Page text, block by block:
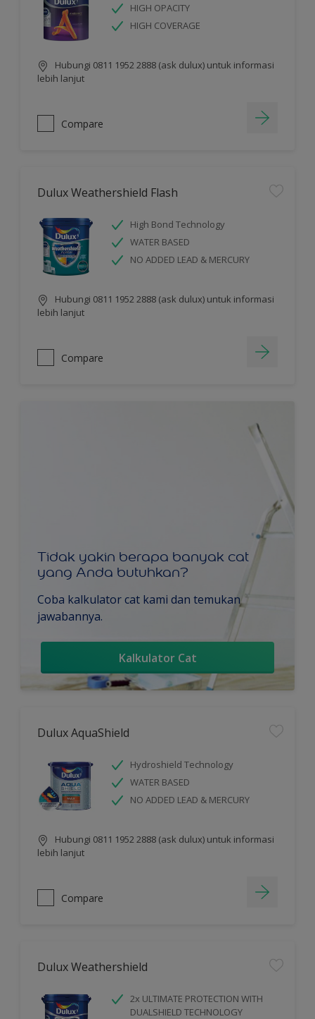
HIGH OPACITY
HIGH COVERAGE
Hubungi 0811 1952 2888 (ask dulux) untuk informasi
lebih lanjut
Compare
Dulux Weathershield Flash
High Bond Technology
WATER BASED
NO ADDED LEAD & MERCURY
Hubungi 0811 1952 2888 (ask dulux) untuk informasi
lebih lanjut
Compare
Tidak yakin berapa banyak cat
yang Anda butuhkan?
Coba kalkulator cat kami dan temukan
jawabannya.
Kalkulator Cat
Dulux AquaShield
Hydroshield Technology
WATER BASED
NO ADDED LEAD & MERCURY
Hubungi 0811 1952 2888 (ask dulux) untuk informasi
lebih lanjut
Compare
Dulux Weathershield
2x ULTIMATE PROTECTION WITH
DUALSHIELD TECHNOLOGY